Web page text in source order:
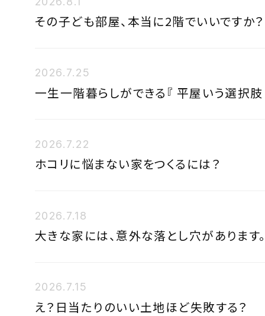
その子ども部屋、本当に2階でいいですか？
2026.7.25
一生一階暮らしができる『 平屋いう選択肢
2026.7.22
ホコリに悩まない家をつくるには？
2026.7.18
大きな家には、意外な落とし穴があります
2026.7.15
え？日当たりのいい土地ほど失敗する？